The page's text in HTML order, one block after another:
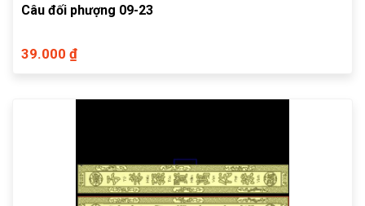
Câu đối phượng 09-23
39.000 ₫